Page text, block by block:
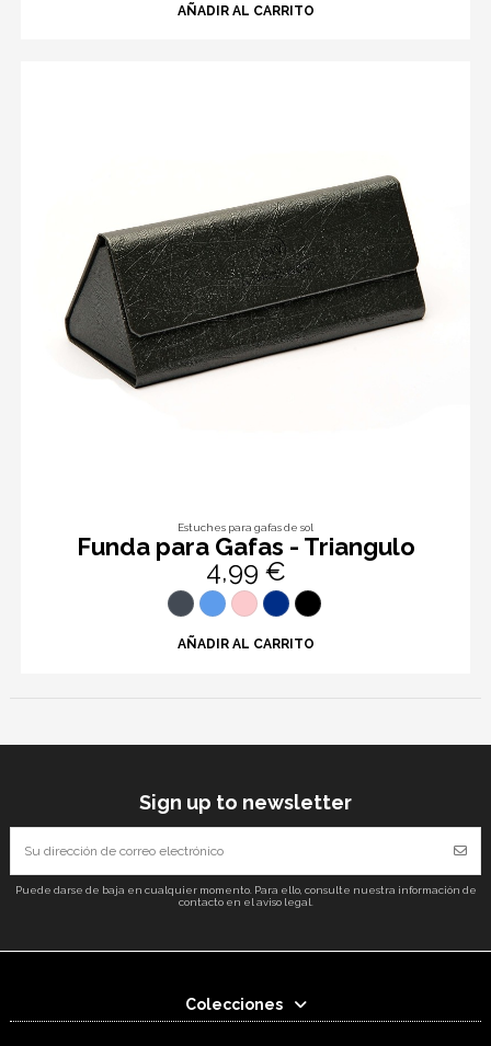
AÑADIR AL CARRITO
Estuches para gafas de sol
Funda para Gafas - Triangulo
4,99 €
AÑADIR AL CARRITO
Sign up to newsletter
Puede darse de baja en cualquier momento. Para ello, consulte nuestra información de
contacto en el aviso legal.
Colecciones